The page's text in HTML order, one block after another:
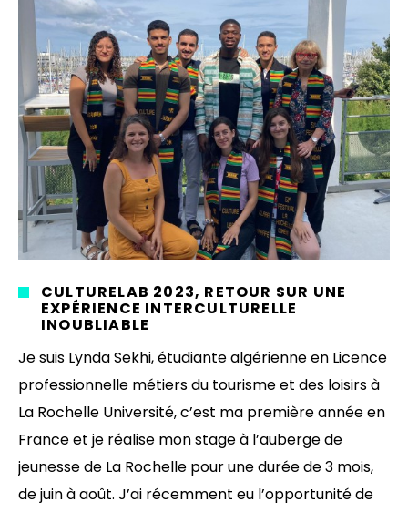
CULTURELAB 2023, RETOUR SUR UNE
EXPÉRIENCE INTERCULTURELLE
INOUBLIABLE
Je suis Lynda Sekhi, étudiante algérienne en Licence
professionnelle métiers du tourisme et des loisirs à
La Rochelle Université, c’est ma première année en
France et je réalise mon stage à l’auberge de
jeunesse de La Rochelle pour une durée de 3 mois,
de juin à août. J’ai récemment eu l’opportunité de